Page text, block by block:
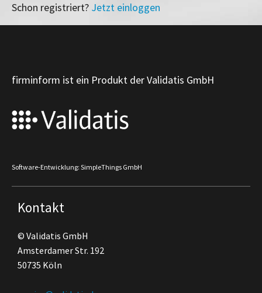
Schon registriert? Jetzt einloggen
firminform ist ein Produkt der Validatis GmbH
Software-Entwicklung: SimpleThings GmbH
Kontakt
© Validatis GmbH
Amsterdamer Str. 192
50735 Köln